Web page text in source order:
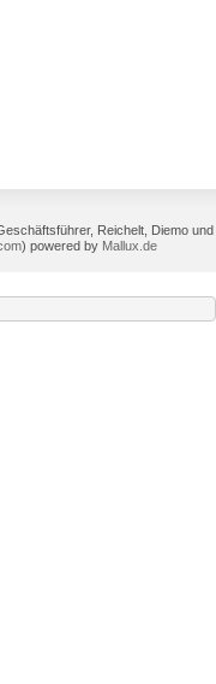
Reichelt, Diemo und
) powered by Mallux.de